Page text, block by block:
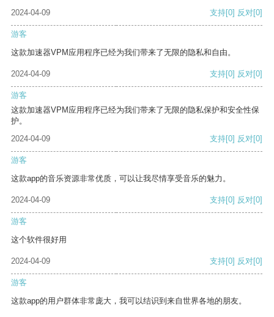
2024-04-09 支持[0] 反对[0]
游客
这款加速器VPM应用程序已经为我们带来了无限的隐私和自由。
2024-04-09 支持[0] 反对[0]
游客
这款加速器VPM应用程序已经为我们带来了无限的隐私保护和安全性保
护。
2024-04-09
支持[0] 反对[0]
游客
这款app的音乐资源非常优质，可以让我尽情享受音乐的魅力。
2024-04-09 支持[0] 反对[0]
游客
这个软件很好用
2024-04-09 支持[0] 反对[0]
游客
这款app的用户群体非常庞大，我可以结识到来自世界各地的朋友。